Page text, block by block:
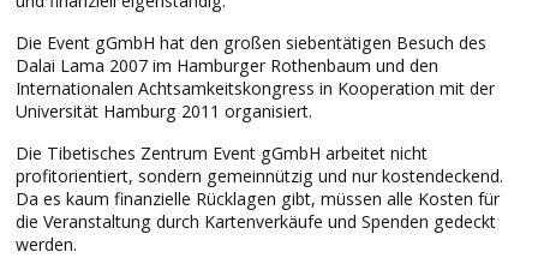
Die Event gGmbH hat den großen siebentätigen Besuch des
Dalai Lama 2007 im Hamburger Rothenbaum und den
Internationalen Achtsamkeitskongress in Kooperation mit der
Universität Hamburg 2011 organisiert.
Die Tibetisches Zentrum Event gGmbH arbeitet nicht
profitorientiert, sondern gemeinnützig undnur kostendeckend.
Da es kaum finanzielle Rücklagen gibt, müssen alle Kosten für
die Veranstaltung durch Kartenverkäufe und Spenden gedeckt
werden.